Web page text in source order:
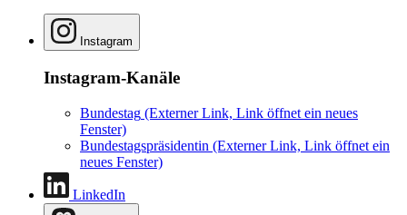
Instagram
Instagram-Kanäle
Bundestag (Externer Link, Link öffnet ein neues
Fenster)
Bundestagspräsidentin (Externer Link, Link öffnet ein
neues Fenster)
LinkedIn